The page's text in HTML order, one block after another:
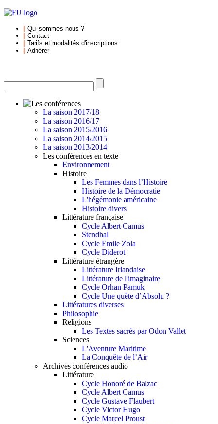
Qui sommes-nous ?
Contact
Tarifs et modalités d'inscriptions
Adhérer
La saison 2017/18
La saison 2016/17
La saison 2015/2016
La saison 2014/2015
La saison 2013/2014
Les conférences en texte
Environnement
Histoire
Les Femmes dans l’Histoire
Histoire de la Démocratie
L'hégémonie américaine
Histoire divers
Littérature française
Cycle Albert Camus
Stendhal
Cycle Emile Zola
Cycle Diderot
Littérature étrangère
Littérature Irlandaise
Littérature de l'imaginaire
Cycle Orhan Pamuk
Cycle Une quête d’Absolu ?
Littératures diverses
Philosophie
Religions
Les Textes sacrés par Odon Vallet
Sciences
L'Aventure Maritime
La Conquête de l’Air
Archives conférences audio
Littérature
Cycle Honoré de Balzac
Cycle Albert Camus
Cycle Gustave Flaubert
Cycle Victor Hugo
Cycle Marcel Proust